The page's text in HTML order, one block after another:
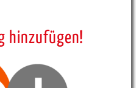
hinzufügen!